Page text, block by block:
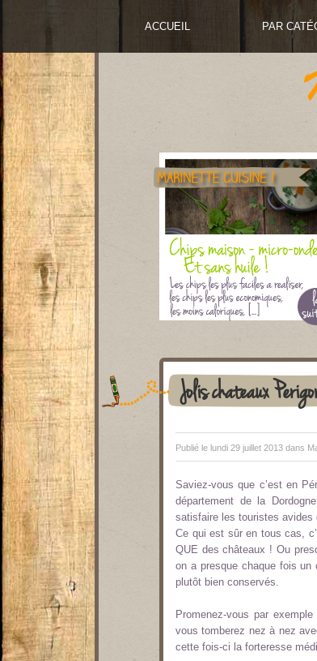
ACCUEIL PAR
Jolis chateaux
Publié le lundi 29 juillet 2013 dans
Saviez-vous que c’est en
département de la
satisfaire les touristes avides
Ce qui est sûr en tous cas,
QUE des châteaux ! Ou
on a presque chaque fois un
plutôt bien conservés.
Promenez-vous par
vous tomberez nez à nez
cette fois-ci la forteresse